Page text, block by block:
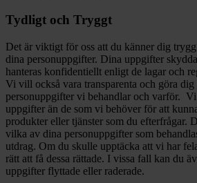
Tydligt och Tryggt
Det är viktigt för oss att du känner dig
dina personuppgifter. Dina uppgifter
hanteras konfidentiellt enligt de lagar och
Vi vill också vara transparenta och göra
personuppgifter vi behandlar och varför.
uppgifter än de som vi behöver för att
produkter eller tjänster som du efterfrågar.
vilka av dina personuppgifter som
utdrag. Om du skulle upptäcka att vi har
rätt att få dessa rättade. I vissa fall kan du
uppgifter flyttade eller raderade.